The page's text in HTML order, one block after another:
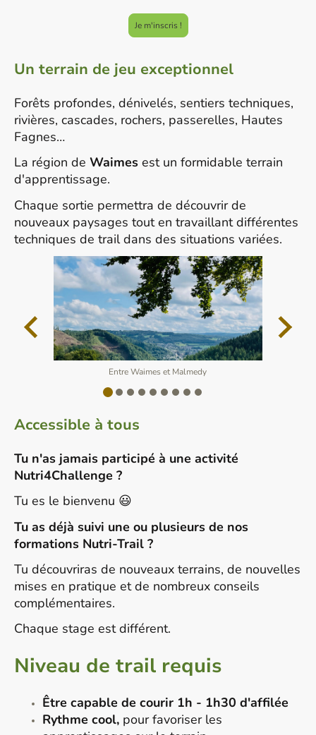
Je m'inscris !
Un terrain de jeu exceptionnel
Forêts profondes, dénivelés, sentiers techniques,
rivières, cascades, rochers, passerelles, Hautes
Fagnes…
La région de Waimes est un formidable terrain
d'apprentissage.
Chaque sortie permettra de découvrir de
nouveaux paysages tout en travaillant différentes
techniques de trail dans des situations variées.
Entre Waimes et Malmedy
Accessible à tous
Tu n'as jamais participé à une activité
Nutri4Challenge ?
Tu es le bienvenu 😃
Tu as déjà suivi une ou plusieurs de nos
formations Nutri-Trail ?
Tu découvriras de nouveaux terrains, de nouvelles
mises en pratique et de nombreux conseils
complémentaires.
Chaque stage est différent.
Niveau de trail requis
Être capable de courir 1h - 1h30 d'affilée
Rythme cool, pour favoriser les